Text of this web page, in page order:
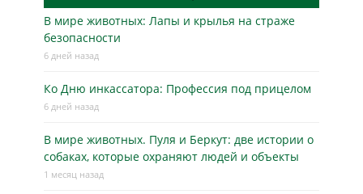
В мире животных: Лапы и крылья на страже
безопасности
6 дней назад
Ко Дню инкассатора: Профессия под прицелом
6 дней назад
В мире животных. Пуля и Беркут: две истории о
собаках, которые охраняют людей и объекты
1 месяц назад